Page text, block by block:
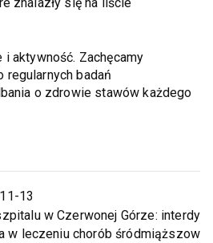
aktywność. Zachęcamy
badań
o zdrowie stawów każdego
13
w Czerwonej Górze: interdy
w leczeniu chorób śródmiąższow